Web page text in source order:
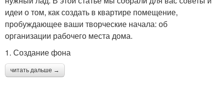
идеи о том, как создать в квартире помещение,
пробуждающее ваши творческие начала: об
организации рабочего места дома.
1. Создание фона
читать дальше →